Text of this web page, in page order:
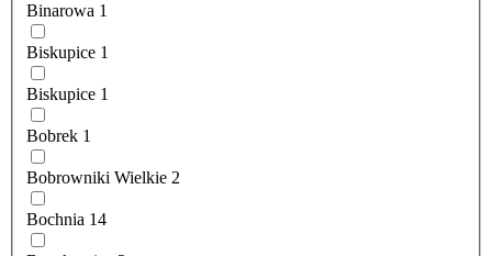
Binarowa 1
Biskupice 1
Biskupice 1
Bobrek 1
Bobrowniki Wielkie 2
Bochnia 14